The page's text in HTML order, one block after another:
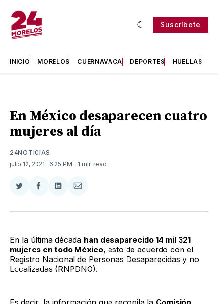
Suscríbete
INICIO MORELOS CUERNAVACA DEPORTES HUELLAS
En México desaparecen cuatro
mujeres al día
24NOTICIAS
julio 12, 2021 . 6:25 PM - 1 min read
Compartir
Twitter
Compartir
Facebook
Compartir
LinkedIn
Compartir
Email
En la última década han desaparecido 14 mil 321
mujeres en todo México, esto de acuerdo con el
Registro Nacional de Personas Desaparecidas y no
Localizadas (RNPDNO).
Es decir, la información que recopila la Comisión